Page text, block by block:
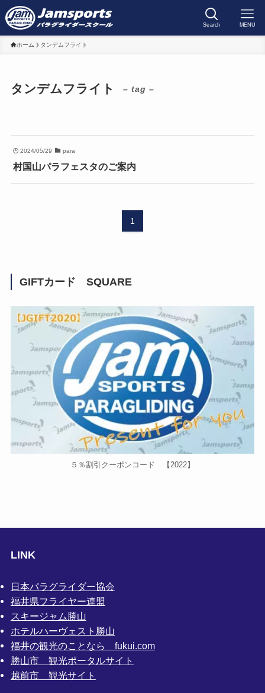
Search MENU
ホーム タンデムフライト
タンデムフライト – tag –
2024/05/29 para
村国山パラフェスタのご案内
1
GIFTカード SQUARE
５％割引クーポンコード 【2022】
LINK
日本パラグライダー協会
福井県フライヤー連盟
スキージャム勝山
ホテルハーヴェスト勝山
福井の観光のことなら fukui.com
勝山市 観光ポータルサイト
越前市 観光サイト